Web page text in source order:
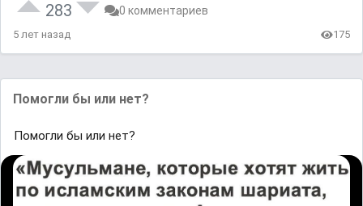
283 0 комментариев
5 лет назад 175
Помогли бы или нет?
Помогли бы или нет?